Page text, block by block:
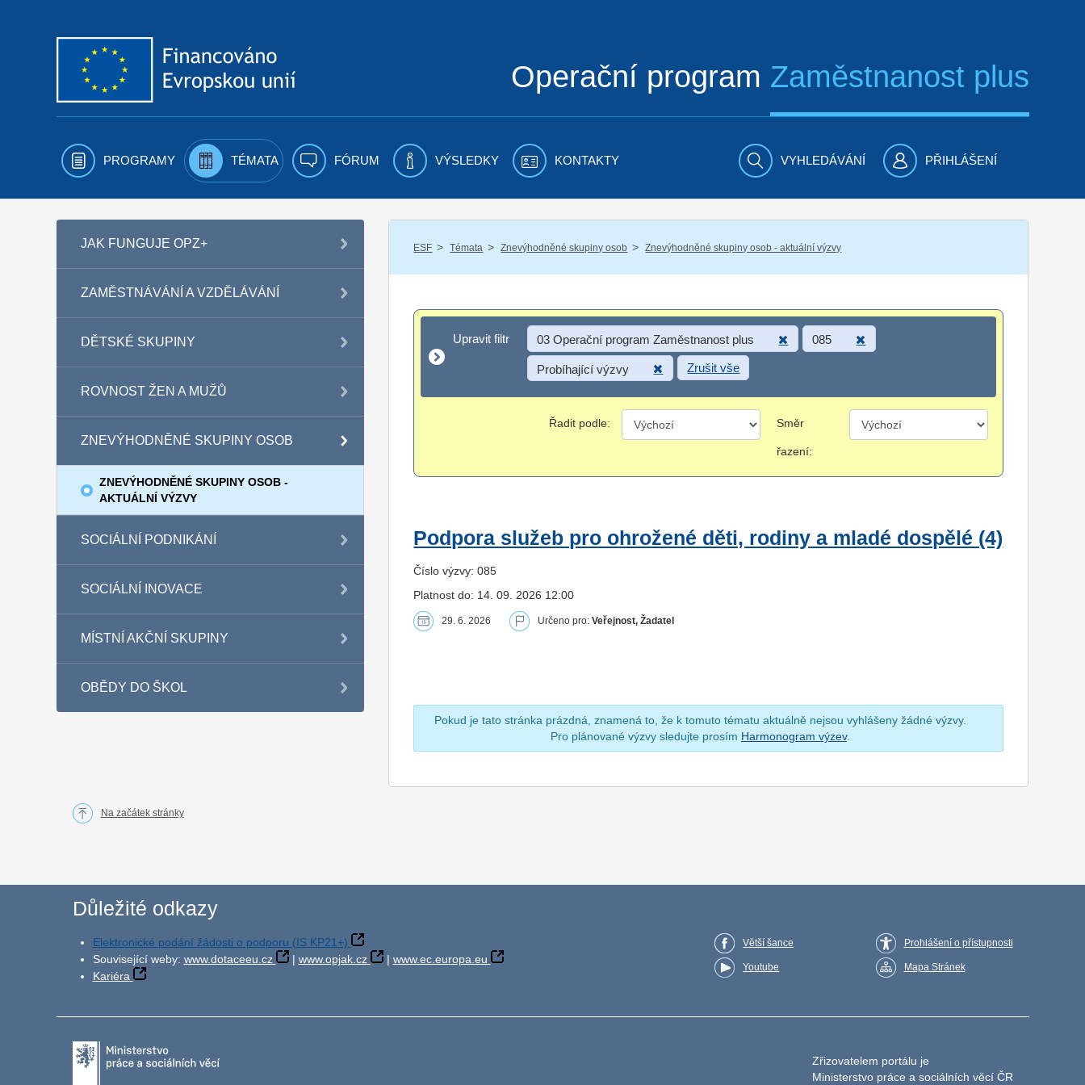
Operační program Zaměstnanost plus
PROGRAMY TÉMATA FÓRUM VÝSLEDKY KONTAKTY VYHLEDÁVÁNÍ PŘIHLÁŠENÍ
JAK FUNGUJE OPZ+
ZAMĚSTNÁVÁNÍ A VZDĚLÁVÁNÍ
DĚTSKÉ SKUPINY
ROVNOST ŽEN A MUŽŮ
ZNEVÝHODNĚNÉ SKUPINY OSOB
ZNEVÝHODNĚNÉ SKUPINY OSOB -
AKTUÁLNÍ VÝZVY
SOCIÁLNÍ PODNIKÁNÍ
SOCIÁLNÍ INOVACE
MÍSTNÍ AKČNÍ SKUPINY
OBĚDY DO ŠKOL
ESF / Témata / Znevýhodněné skupiny osob / Znevýhodněné skupiny osob - aktuální výzvy
Upravit filtr
Upravit filtr 03 Operační program Zaměstnanost plus 085
Probíhající výzvy Zrušit vše
Řadit podle: Směr
řazení:
Podpora služeb pro ohrožené děti, rodiny a mladé dospělé (4)
Číslo výzvy: 085
Platnost do: 14. 09. 2026 12:00
29. 6. 2026 Určeno pro:Veřejnost, Žadatel
Pokud je tato stránka prázdná, znamená to, že k tomuto tématu aktuálně nejsou vyhlášeny žádné výzvy.
Pro plánované výzvy sledujte prosím Harmonogram výzev.
Na začátek stránky
Důležité odkazy
Elektronické podání žádosti o podporu (IS KP21+)
Související weby: www.dotaceeu.cz | www.opjak.cz | www.ec.europa.eu
Kariéra
Větší šance
Youtube
Prohlášení o přístupnosti
Mapa Stránek
Zřizovatelem portálu je
Ministerstvo práce a sociálních věcí ČR